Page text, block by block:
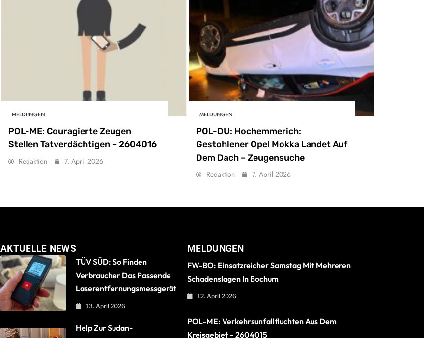
MELDUNGEN
POL-ME: Couragierte Zeugen
Stellen Tatverdächtigen – 2604016
Redaktion 7. April 2026
MELDUNGEN
POL-DU: Hochemmerich:
Gestohlener Opel Mokka Landet Auf
Dem Dach – Zeugensuche
Redaktion 7. April 2026
AKTUELLE NEWS
TÜV SÜD: So Finden
Verbraucher Das Passende
Laserentfernungsmessgerät
13. April 2026
Help Zur Sudan-
MELDUNGEN
FW-BO: Einsatzreicher Samstag Mit Mehreren
Schadenslagen In Bochum
12. April 2026
POL-ME: Verkehrsunfallfluchten Aus Dem
Kreisgebiet – 2604015